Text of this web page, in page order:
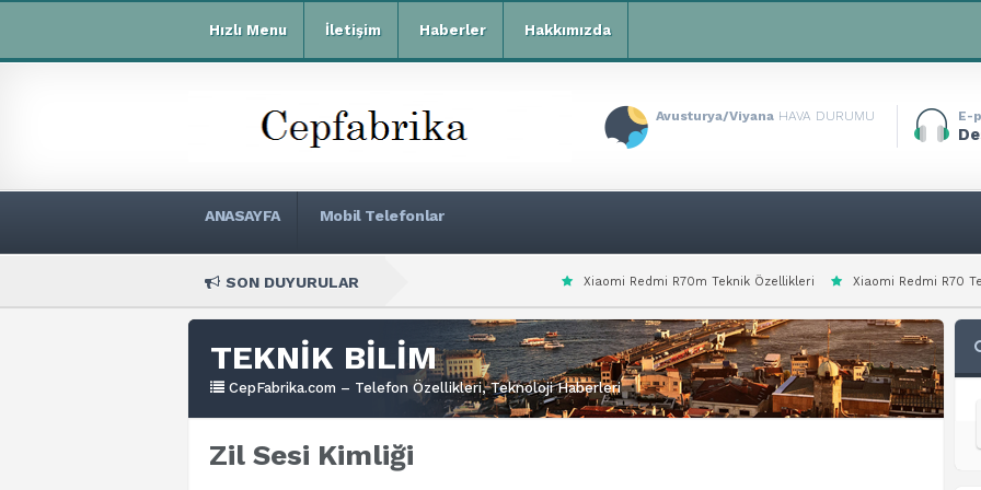
Hızlı Menu İletişim Haberler Hakkımızda
Avusturya/Viyana HAVA DURUMU E-
ANASAYFA Mobil Telefonlar
SON DUYURULAR Xiaomi Redmi R70m Teknik Özellikleri Xiaomi Redmi R70 Teknik Özellikleri
TEKNİK BİLİM
CepFabrika.com – Telefon Özellikleri, Teknoloji Haberleri
Zil Sesi Kimliği